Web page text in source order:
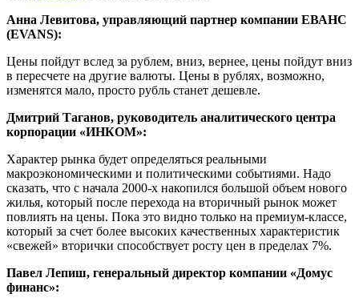
Анна Левитова, управляющий партнер компании ЕВАНС
(EVANS):
Цены пойдут вслед за рублем, вниз, вернее, цены пойдут вниз
в пересчете на другие валюты. Цены в рублях, возможно,
изменятся мало, просто рубль станет дешевле.
Дмитрий Таганов, руководитель аналитического центра
корпорации «ИНКОМ»:
Характер рынка будет определяться реальными
макроэкономическими и политическими событиями. Надо
сказать, что с начала 2000-х накопился большой объем нового
жилья, который после перехода на вторичный рынок может
повлиять на цены. Пока это видно только на премиум-классе,
который за счет более высоких качественных характеристик
«свежей» вторички способствует росту цен в пределах 7%.
Павел Лепиш, генеральный директор компании «Домус
финанс»: